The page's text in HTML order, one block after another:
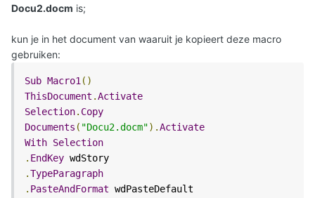
Docu2.docm is;
kun je in het document van waaruit je kopieert deze macro
gebruiken:
Sub Macro1()
ThisDocument .Activate
Selection. Copy
Documents ( "Docu2.docm").Activate
With Selection
. EndKey
.TypeParagraph
. PasteAndFormat